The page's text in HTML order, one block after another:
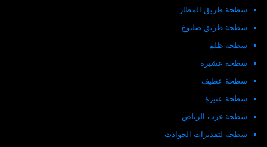
سطحة طريق المطار
سطحة طريق صلبوخ
سطحة ظلم
سطحة عشيرة
سطحة عطيف
سطحة عنيزة
سطحة غرب الرياض
سطحة لتقديرات الحوادث